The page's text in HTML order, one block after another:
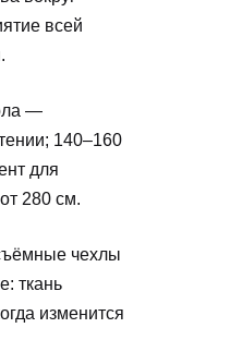
всей
—
140–160
для
280 см.
чехлы
ткань
изменится